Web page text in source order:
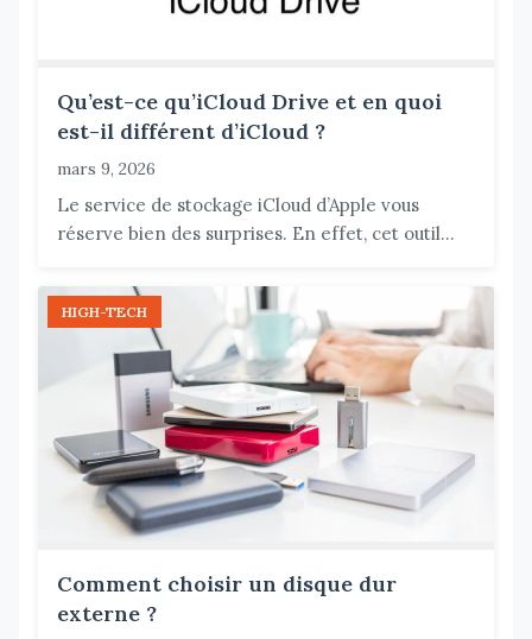
Qu’est-ce qu’iCloud Drive et en quoi
est-il différent d’iCloud ?
mars 9, 2026
Le service de stockage iCloud d’Apple vous
réserve bien des surprises. En effet, cet outil...
HIGH-TECH
Comment choisir un disque dur
externe ?